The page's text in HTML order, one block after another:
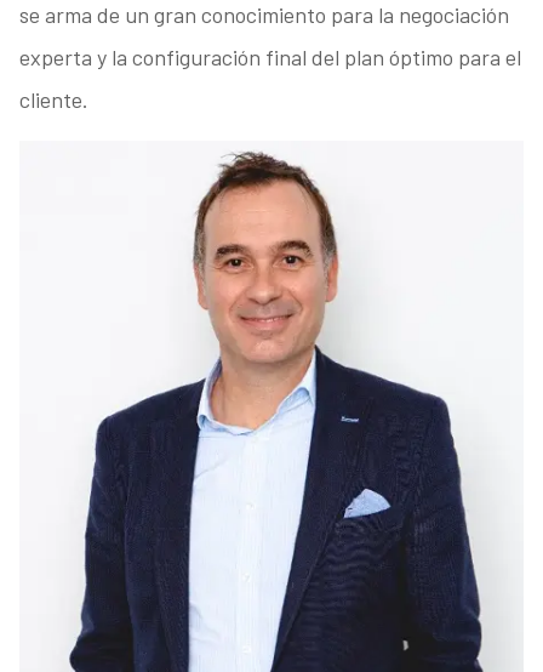
se arma de un gran conocimiento para la negociación
experta y la configuración final del plan óptimo para el
cliente.